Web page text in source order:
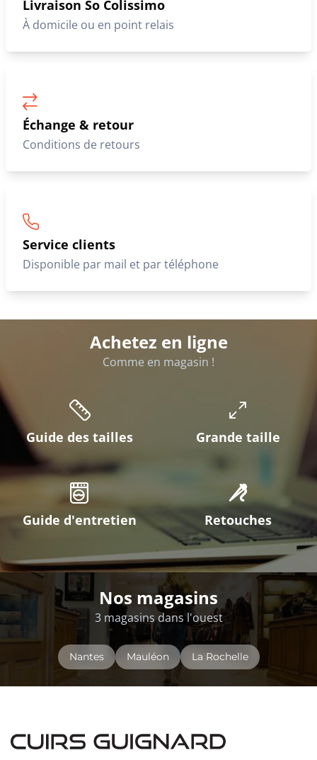
Livraison So Colissimo
À domicile ou en point relais
Échange & retour
Conditions de retours
Service clients
Disponible par mail et par téléphone
Achetez en ligne
Comme en magasin !
Guide des tailles Grande taille
Guide d'entretien Retouches
Nos magasins
3 magasins dans l'ouest
Nantes Mauléon La Rochelle